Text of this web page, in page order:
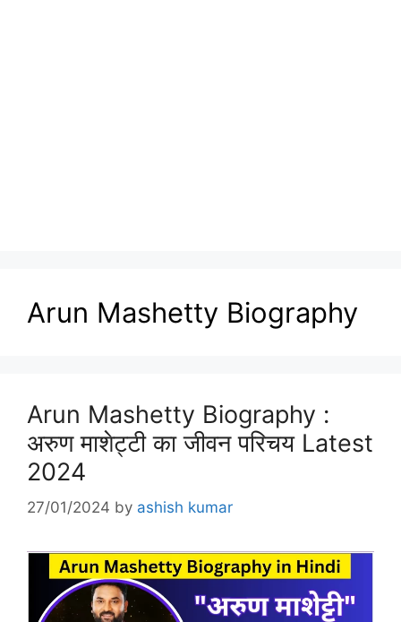
Arun Mashetty Biography
Arun Mashetty Biography :
अरुण माशेट्टी का जीवन परिचय Latest
2024
27/01/2024 by ashish kumar